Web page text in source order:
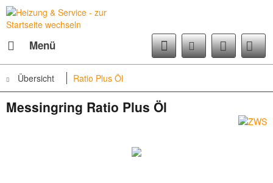
Menü
Übersicht Ratio Plus Öl
Messingring Ratio Plus Öl